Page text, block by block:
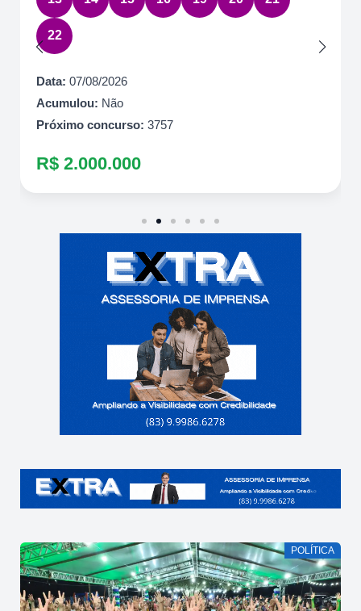
Data:
07/08/2026
Acumulou:
Próximo concurso:
R$ 1.500.000
POLÍTICA